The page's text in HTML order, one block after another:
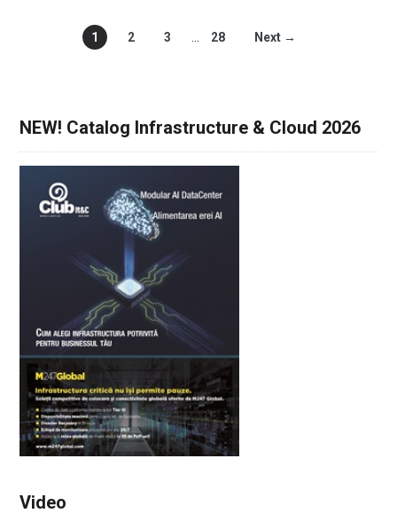
1 2 3 … 28 Next →
NEW! Catalog Infrastructure & Cloud 2026
Video